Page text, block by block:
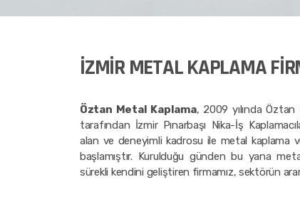
İZMİR METAL KAPLAMA
Öztan Metal Kaplama, 2009 yılında
tarafından İzmir Pınarbaşı Nika-İş
alan ve deneyimli kadrosu ile metal kaplama
başlamıştır. Kurulduğu günden bu yana
sürekli kendini geliştiren firmamız, sektörün